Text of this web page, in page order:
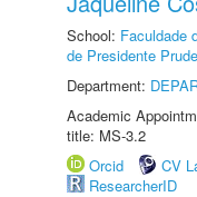
School: Faculdade
de Presidente
Department:
Academic
title: MS-3.2
Orcid
CV
ResearcherID